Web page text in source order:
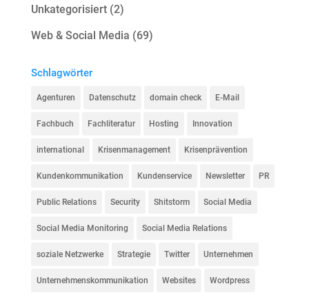
Unkategorisiert(2)
Web & Social Media (69)
Schlagwörter
Agenturen Datenschutz domain check E-Mail
Fachbuch Fachliteratur Hosting Innovation
international Krisenmanagement Krisenprävention
Kundenkommunikation Kundenservice Newsletter PR
Public Relations Security Shitstorm Social Media
Social Media Monitoring Social Media Relations
soziale Netzwerke Strategie Twitter Unternehmen
Unternehmenskommunikation Websites Wordpress